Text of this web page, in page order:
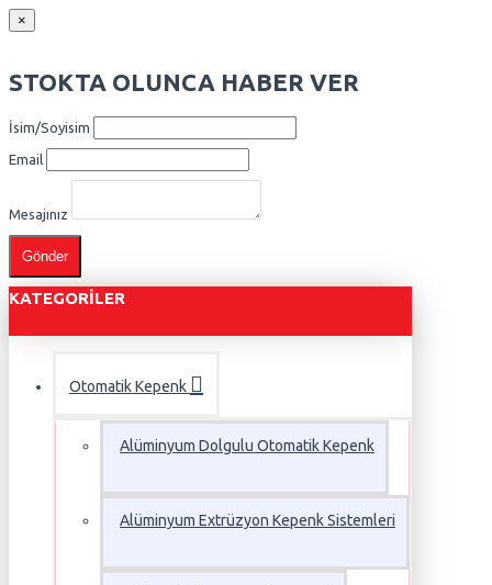
×
STOKTA OLUNCA HABER VER
İsim/Soyisim
Email
Mesajınız
Gönder
KATEGORILER
Otomatik Kepenk
Alüminyum Dolgulu Otomatik Kepenk
Alüminyum Extrüzyon Kepenk Sistemleri